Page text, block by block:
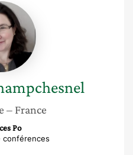
Hélène
De
Champchesnel
– France
Po
conférences